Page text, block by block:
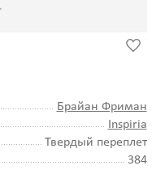
Брайан Фриман
Inspiria
Твердый переплет
384